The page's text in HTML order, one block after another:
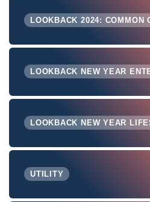
LOOKBACK 2024: COMMON
LOOKBACK NEW YEAR
LOOKBACK NEW YEAR
UTILITY